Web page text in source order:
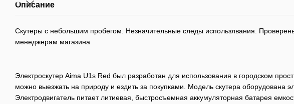
Описание
Скутеры с небольшим пробегом. Незначительные следы использлвания.
менеджерам магазина
Электроскутер Aima U1s Red был разработан для использования в городском
можно выезжать на природу и ездить за покупками. Модель скутера оборудована
Электродвигатель питает литиевая, быстросъемная аккумуляторная батарея